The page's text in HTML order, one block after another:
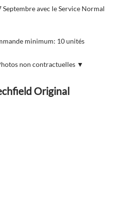
Septembre avec le Service Normal
minimum: 10 unités
non contractuelles ▼
Original